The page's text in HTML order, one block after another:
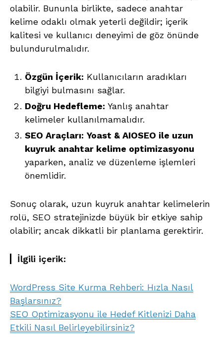
olabilir. Bununla birlikte, sadece anahtar
kelime odaklı olmak yeterli değildir; içerik
kalitesi ve kullanıcı deneyimi de göz önünde
bulundurulmalıdır.
Özgün İçerik: Kullanıcıların aradıkları
bilgiyi bulmasını sağlar.
Doğru Hedefleme: Yanlış anahtar
kelimeler kullanılmamalıdır.
SEO Araçları: Yoast & AIOSEO ile uzun
kuyruk anahtar kelime optimizasyonu
yaparken, analiz ve düzenleme işlemleri
önemlidir.
Sonuç olarak, uzun kuyruk anahtar kelimelerin
rolü, SEO stratejinizde büyük bir etkiye sahip
olabilir; ancak dikkatli bir planlama gerektirir.
İlgili içerik:
WordPress Site Kurma Rehberi: Hızla Nasıl
Başlarsınız?
SEO Optimizasyonu ile Hedef Kitlenizi Daha
Etkili Nasıl Belirleyebilirsiniz?